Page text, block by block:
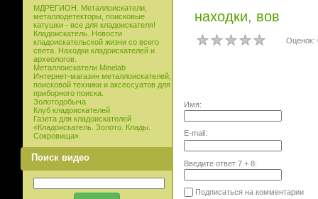
МДРЕГИОН. Металлоискатели,
металлодетекторы, поисковые
катушки - все для кладоискателя!
Кладоискатель. Новости
кладоискательской жизни со всего
света. Находки кладоискателей и
археологов.
Металлоискатели Minelab
Интернет-магазин металлоискателей,
поисковой техники и аксессуатов для
приборного поиска.
Золотодобыча
Клуб кладоискателей
Газета для кладоискателей
«Кладоискатель. Золото. Клады.
Сокровища».
Поиск видео
находки, вов
Оценок:
Имя:
E-mail:
Введите ответ 7+ 8:
Подписаться на комментарии